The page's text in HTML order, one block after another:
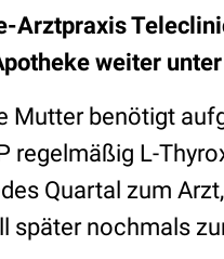
Arztpraxis
weiter
Mutter benötigt
regelmäßig L-
Quartal zum
später nochmals